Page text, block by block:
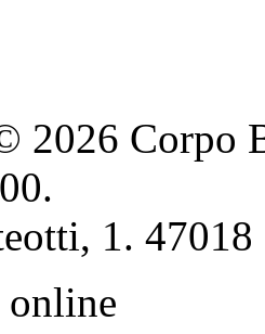
2026 Corpo
1.